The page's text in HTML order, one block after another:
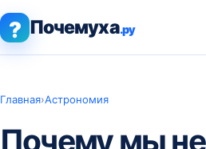
? Почемуха.ру
Главная›Астрономия
Почему мы не